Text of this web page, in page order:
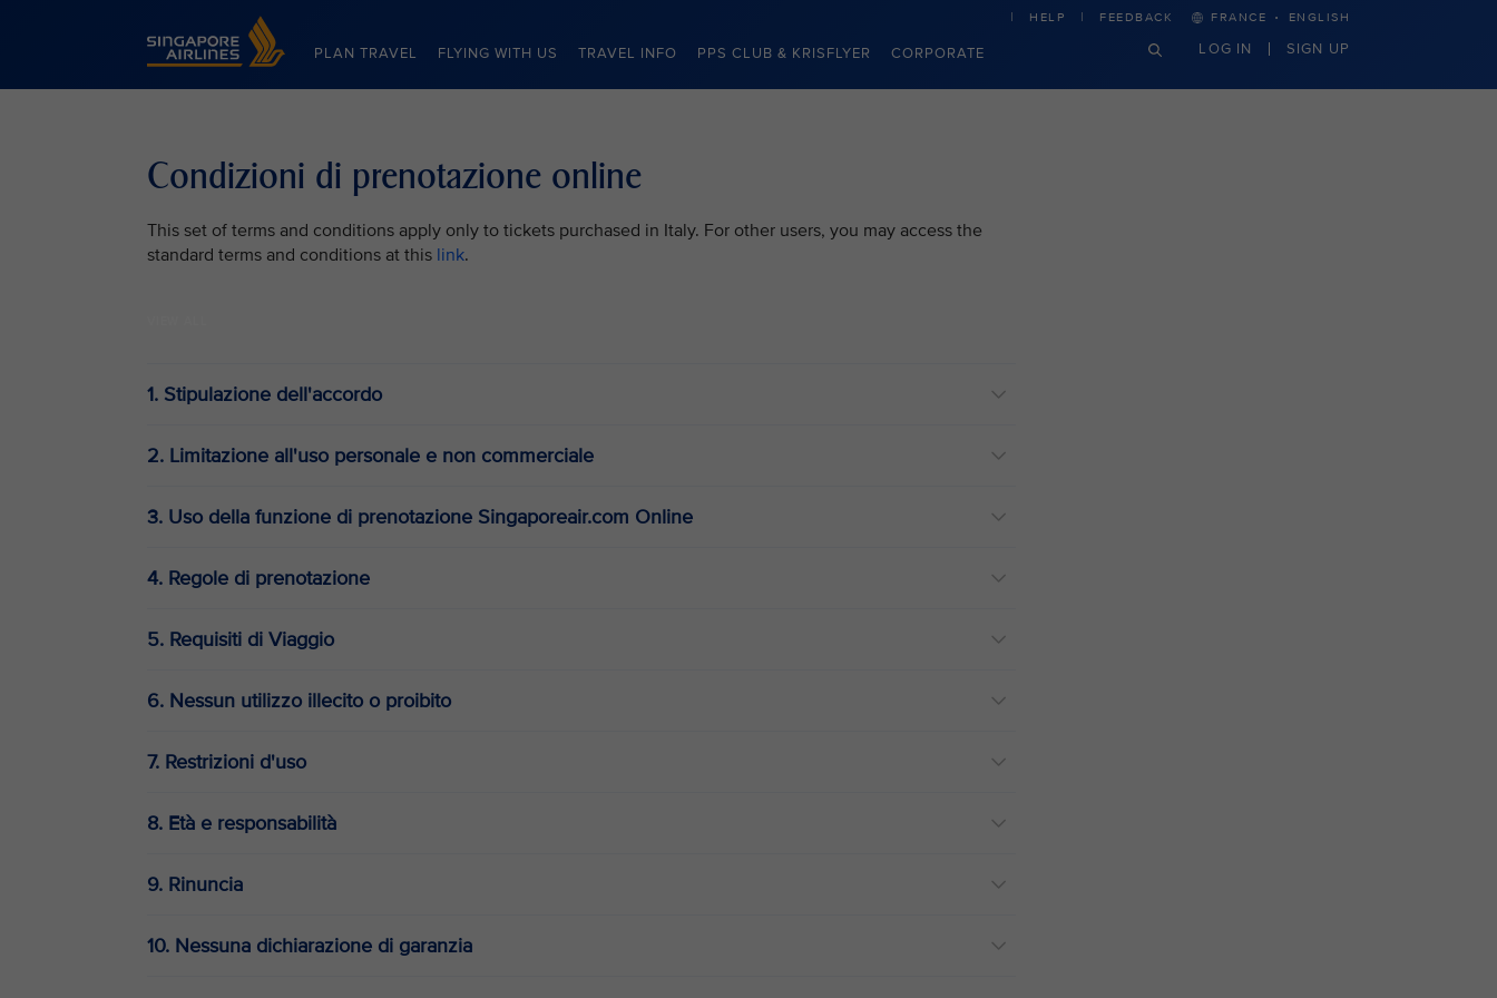
Singapore Airlines Home
PLAN TRAVEL FLYING WITH US TRAVEL INFO PPS CLUB & KRISFLYER CORPORATE
HELP FEEDBACK FRANCE · ENGLISH
LOG IN SIGN UP
Condizioni di prenotazione online
This set of terms and conditions apply only to tickets purchased in Italy. For other users, you may access the
standard terms and conditions at this link.
1. Stipulazione dell'accordo
2. Limitazione all'uso personale e non commerciale
3. Uso della funzione di prenotazione Singaporeair.com Online
4. Regole di prenotazione
5. Requisiti di Viaggio
6. Nessun utilizzo illecito o proibito
7. Restrizioni d'uso
8. Età e responsabilità
9. Rinuncia
10. Nessuna dichiarazione di garanzia